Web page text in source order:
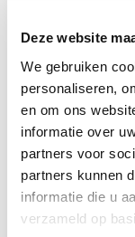
Deze website
We gebruiken
personaliseren,
en om ons
informatie over
partners voor
partners kunnen
informatie die u
verzameld op
Inleiding
Vóór de diagnose
Diagnose -
Het ziekenhuis
De behandeling